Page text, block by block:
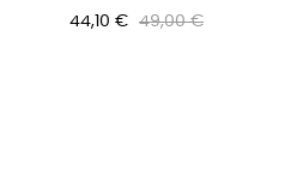
44,10 € 49,00 €